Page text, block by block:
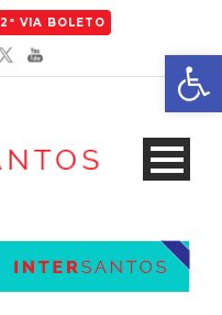
2ª VIA BOLETO
Abrir